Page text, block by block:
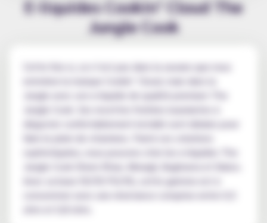
E-liquides Cookin’ Cloud The
Jungle Cook
Cette fois-ci, ce n’est pas dans la savane que nous
emmène la marque Cookin’ Cloud, mais dans la
Jungle avec son e-liquide de qualité premium The
déguster confortablement installé sont idéales pour
Jungle Cook Shere Khan, Mowgli, Bagheera et Baloo.